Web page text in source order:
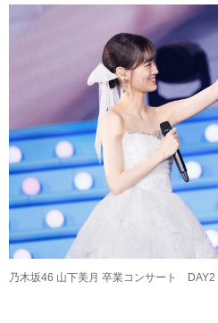
乃木坂46 山下美月 卒業コンサート DAY2